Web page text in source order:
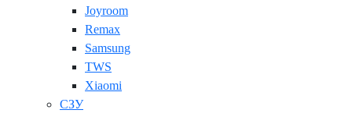
Joyroom
Remax
Samsung
TWS
Xiaomi
СЗУ